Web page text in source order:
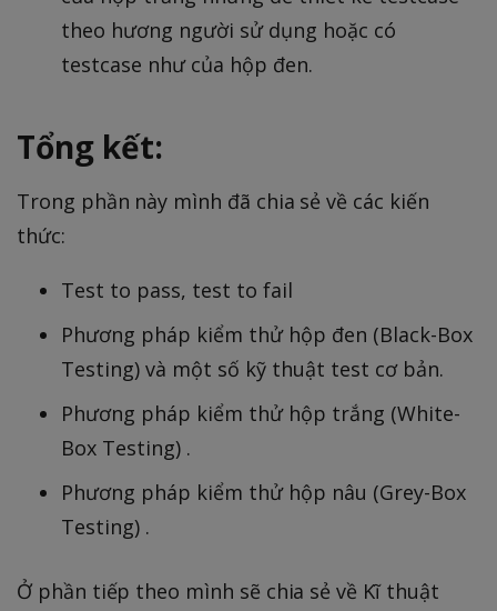
theo hương người sử dụng hoặc có
testcase như của hộp đen.
Tổng kết:
Trong phần này mình đã chia sẻ về các kiến
thức:
Test to pass, test to fail
Phương pháp kiểm thử hộp đen (Black-Box
Testing) và một số kỹ thuật test cơ bản.
Phương pháp kiểm thử hộp trắng (White-
Box Testing) .
Phương pháp kiểm thử hộp nâu (Grey-Box
Testing) .
Ở phần tiếp theo mình sẽ chia sẻ về Kĩ thuật